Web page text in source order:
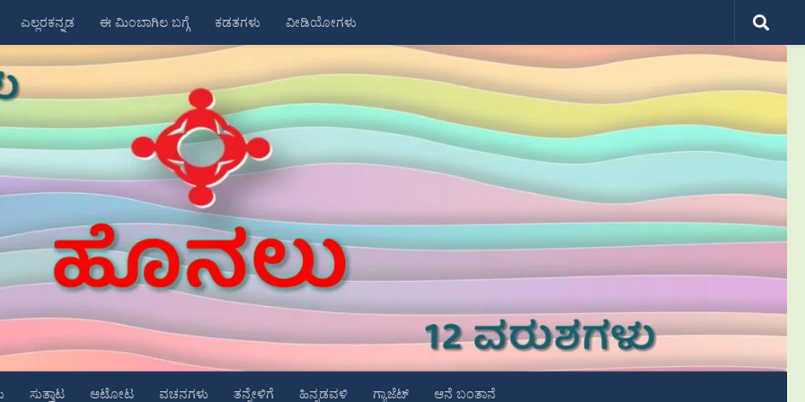
ಎಲ್ಲರಕನ್ನಡ ಈ ಮಿಂಬಾಗಿಲ ಬಗ್ಗೆ ಕಡತಗಳು ವೀಡಿಯೋಗಳು
ಸುತ್ತಾಟ ಆಟೋಟ ವಚನಗಳು ತನ್ನೇಳಿಗೆ ಹಿನ್ನಡವಳಿ ಗ್ಯಾಜೆಟ್ ಆನೆ ಬಂತಾನೆ